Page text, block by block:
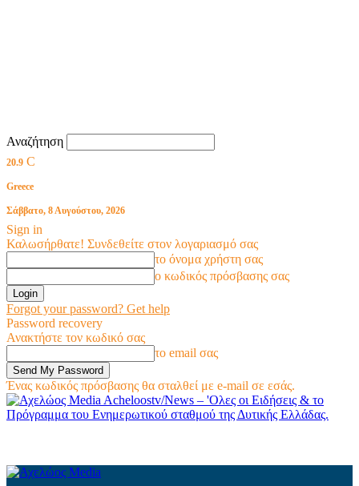
Αναζήτηση
20.9 C
Greece
Σάββατο, 8 Αυγούστου, 2026
Sign in
Καλωσήρθατε! Συνδεθείτε στον λογαριασμό σας
το όνομα χρήστη σας
ο κωδικός πρόσβασης σας
Forgot your password? Get help
Password recovery
Ανακτήστε τον κωδικό σας
το email σας
Ένας κωδικός πρόσβασης θα σταλθεί με e-mail σε εσάς.
Acheloostv/News – 'Ολες οι Ειδήσεις & το
Πρόγραμμα του Ενημερωτικού σταθμού της Δυτικής Ελλάδας.